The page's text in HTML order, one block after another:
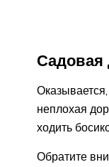
Садовая
неплохая
ходить
Обратите